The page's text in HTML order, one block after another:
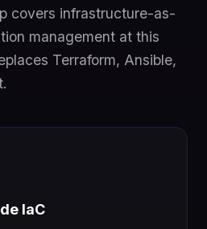
covers infrastructure-as-
management at this
Terraform, Ansible,
IaC